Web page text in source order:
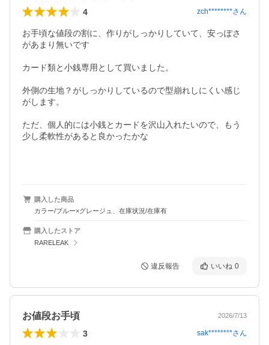
4 zch********さん
お手頃な値段の割に、作りがしっかりしていて、安っぽさ
があまり無いです
カード類と小銭専用として買いました。
外側の生地？がしっかりしているので型崩れしにくい感じ
がします。
ただ、個人的には小銭とカードを沢山入れたいので、もう
少し柔軟性があると良かったかな
購入した商品
カラー/ブルー×グレージュ、在庫状況/在庫有
購入したストア
RARELEAK
違反報告 いいね 0
お値段お手頃 2026/7/13
3 sak********さん